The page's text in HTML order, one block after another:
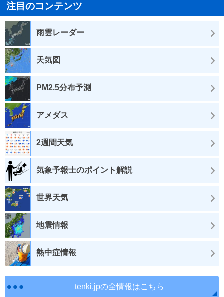
注目のコンテンツ
雨雲レーダー
天気図
PM2.5分布予測
アメダス
2週間天気
気象予報士のポイント解説
世界天気
地震情報
熱中症情報
tenki.jpの全情報はこちら